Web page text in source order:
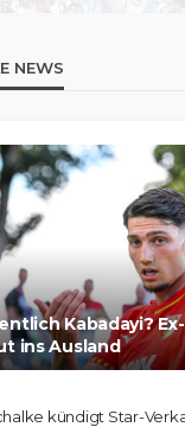
NEWS
Kabadayi?
ins Ausland
kündigt Star-